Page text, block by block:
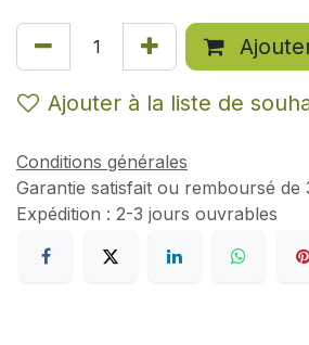
Ajouter à la liste de
Conditions générales
Garantie satisfait ou remboursé de
Expédition : 2-3 jours ouvrables